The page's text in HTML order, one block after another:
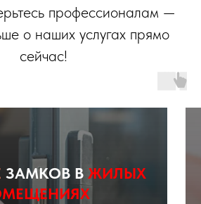
профессионалам —
о наших услугах прямо
сейчас!
ЗАМКОВ В ЖИЛЫХ